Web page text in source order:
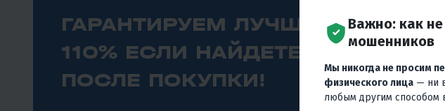
ГАРАНТИРУЕМ ЛУЧШИЕ ЦЕНЫ!
110% ЕСЛИ НАЙДЕТЕ ДЕШЕВЛЕ!
ПОСЛЕ ПОКУПКИ!
Важно: как
мошенников
Мы никогда не просим
физического лица — ни
любым другим способом